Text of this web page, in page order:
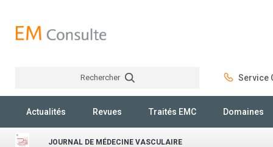
Rechercher Service
Actualités Revues Traités EMC Domaines
JOURNAL DE MÉDECINE VASCULAIRE